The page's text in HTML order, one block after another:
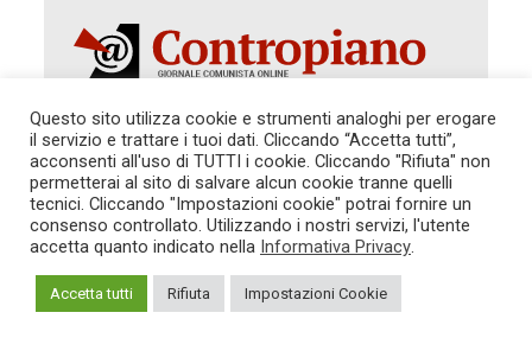
Autorizzazione del Tribunale di Roma 286 del 31
dicembre 2014. Direttore Responsabile: Sergio
Cararo. Indirizzo: V.Casalbruciato 27- sc. B - 00159
Roma -
Tel. 06.640.122.19 -redazione@contropiano.org
TG CONTROPIANO
LINK CONSIGLIATI
PRIVACY
COOKIE POLICY
Questo sito utilizza cookie e strumenti analoghi per erogare
il servizio e trattare i tuoi dati. Cliccando “Accetta tutti”,
acconsenti all'uso di TUTTI i cookie. Cliccando "Rifiuta" non
permetterai al sito di salvare alcun cookie tranne quelli
tecnici. Cliccando "Impostazioni cookie" potrai fornire un
consenso controllato. Utilizzando i nostri servizi, l'utente
accetta quanto indicato nella Informativa Privacy.
Accetta tutti Rifiuta Impostazioni Cookie